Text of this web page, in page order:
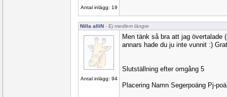
Antal inlägg: 19
Nilla alliN - Ej medlem längre
Antal inlägg: 94
Men tänk så bra att jag övertalade
annars hade du ju inte vunnit :)
Slutställning efter omgång 5
Placering Namn Segerpoäng Pj-